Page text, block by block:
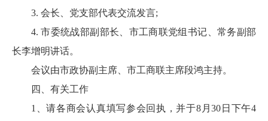
3. 会长、党支部代表交流发言;
4. 市委统战部副部长、市工商联党组书记、常务副部
长李增明讲话。
会议由市政协副主席、市工商联主席段鸿主持。
四、有关工作
1、请各商会认真填写参会回执，并于8月30日下午4